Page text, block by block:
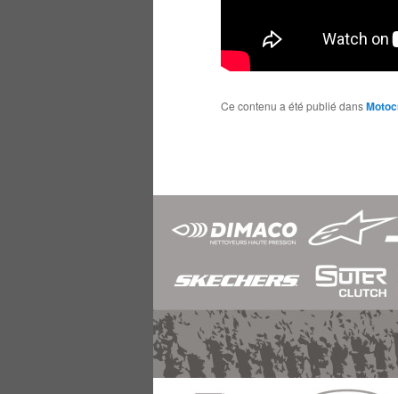
Ce contenu a été publié dans